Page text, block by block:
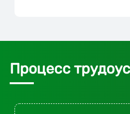
Процесс